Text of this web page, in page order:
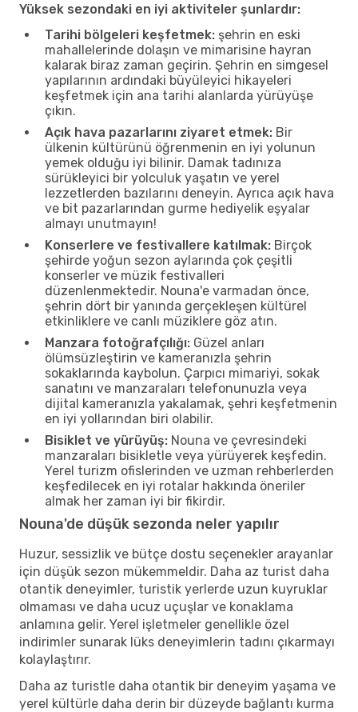
Yüksek sezondaki en iyi aktiviteler şunlardır:
Tarihi bölgeleri keşfetmek: şehrin en eski
mahallelerinde dolaşın ve mimarisine hayran
kalarak biraz zaman geçirin. Şehrin en simgesel
yapılarının ardındaki büyüleyici hikayeleri
keşfetmek için ana tarihi alanlarda yürüyüşe
çıkın.
Açık hava pazarlarını ziyaret etmek: Bir
ülkenin kültürünü öğrenmenin en iyi yolunun
yemek olduğu iyi bilinir. Damak tadınıza
sürükleyici bir yolculuk yaşatın ve yerel
lezzetlerden bazılarını deneyin. Ayrıca açık hava
ve bit pazarlarından gurme hediyelik eşyalar
almayı unutmayın!
Konserlere ve festivallere katılmak: Birçok
şehirde yoğun sezon aylarında çok çeşitli
konserler ve müzik festivalleri
düzenlenmektedir. Nouna'e varmadan önce,
şehrin dört bir yanında gerçekleşen kültürel
etkinliklere ve canlı müziklere göz atın.
Manzara fotoğrafçılığı: Güzel anları
ölümsüzleştirin ve kameranızla şehrin
sokaklarında kaybolun. Çarpıcı mimariyi, sokak
sanatını ve manzaraları telefonunuzla veya
dijital kameranızla yakalamak, şehri keşfetmenin
en iyi yollarından biri olabilir.
Bisiklet ve yürüyüş: Nouna ve çevresindeki
manzaraları bisikletle veya yürüyerek keşfedin.
Yerel turizm ofislerinden ve uzman rehberlerden
keşfedilecek en iyi rotalar hakkında öneriler
almak her zaman iyi bir fikirdir.
Nouna'de düşük sezonda neler yapılır
Huzur, sessizlik ve bütçe dostu seçenekler arayanlar
için düşük sezon mükemmeldir. Daha az turist daha
otantik deneyimler, turistik yerlerde uzun kuyruklar
olmaması ve daha ucuz uçuşlar ve konaklama
anlamına gelir. Yerel işletmeler genellikle özel
indirimler sunarak lüks deneyimlerin tadını çıkarmayı
kolaylaştırır.
Daha az turistle daha otantik bir deneyim yaşama ve
yerel kültürle daha derin bir düzeyde bağlantı kurma